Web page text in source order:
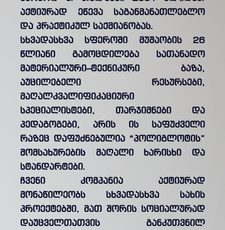
აქტიურად ეწევა საგანმანათლებლო
და პრაქტიკულ საქმიანობას.
სხვადასხვა სფეროში მუშაობის 26
წლიანი გამოცდილება სათანადო
მატერიალური–ტექნიკური ბაზა,
აუცილებელი რესურსები,
მაღალკვალიფიკაციური
სპეციალისტები, თარჯიმნები და
პედაგოგები, არის ის საფუძველი
რაზეც დაფუძნებულია “პოლიგლოტის”
მომსახურების მაღალი ხარისხი და
სტანდარტები.
ჩვენი კომპანია აქტიურად
მონაწილეობს სხვადასხვა სახის
პროექტებში, მათ შორის სოციალურად
დაუცველთათვის განკუთვნილ